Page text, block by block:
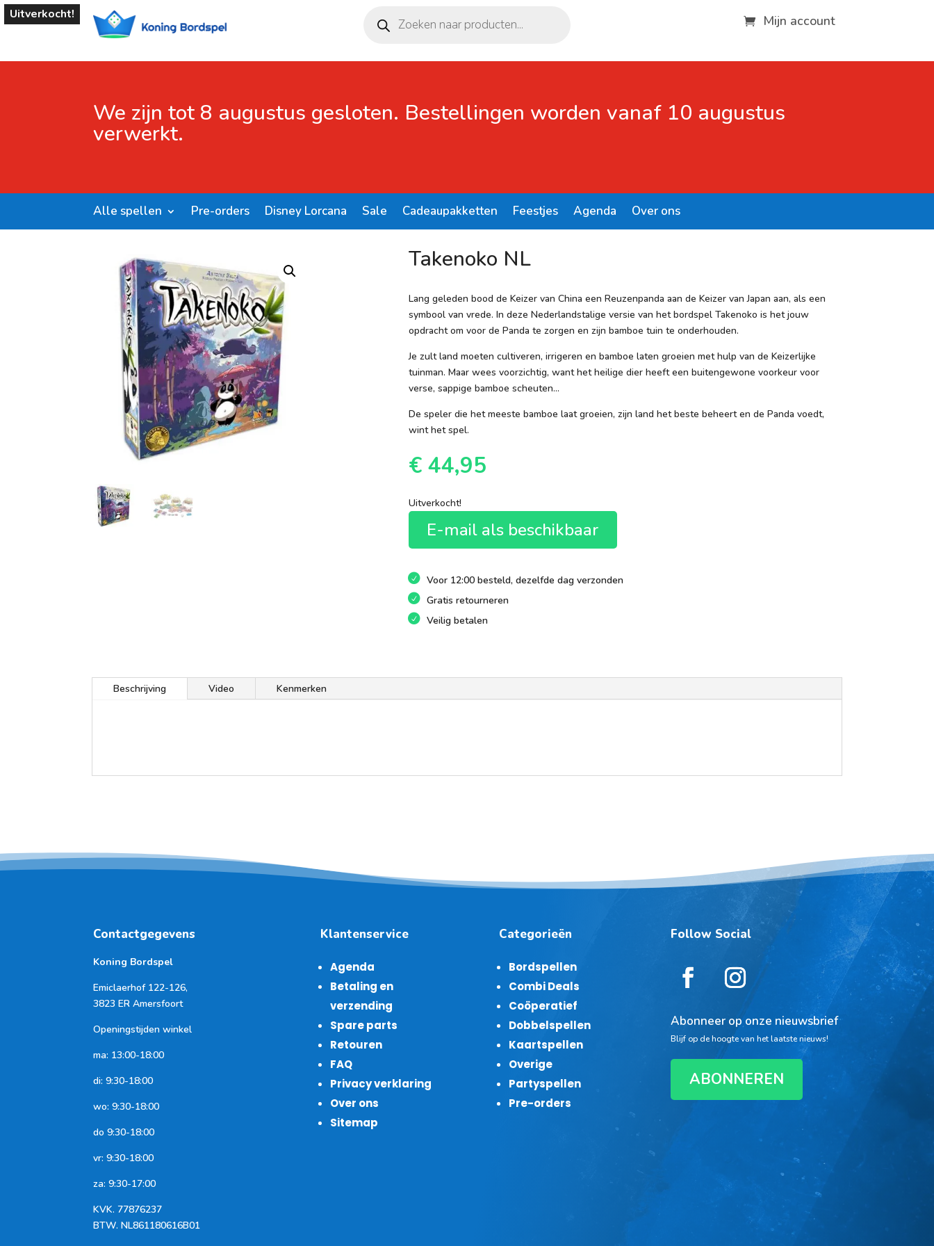
zoeken Mijn account
We zijn tot 8 augustus gesloten. Bestellingen worden vanaf 10 augustus
verwerkt.
Alle spellen Pre-orders Disney Lorcana Sale Cadeaupakketten Feestjes Agenda Over ons
Uitverkocht!
Shop
Takenoko NL
Lang geleden bood de Keizer van China een Reuzenpanda aan de Keizer van Japan aan, als een
symbool van vrede. In deze Nederlandstalige versie van het bordspel Takenoko is het jouw
opdracht om voor de Panda te zorgen en zijn bamboe tuin te onderhouden.
Je zult land moeten cultiveren, irrigeren en bamboe laten groeien met hulp van de Keizerlijke
tuinman. Maar wees voorzichtig, want het heilige dier heeft een buitengewone voorkeur voor
verse, sappige bamboe scheuten…
De speler die het meeste bamboe laat groeien, zijn land het beste beheert en de Panda voedt,
wint het spel.
€44,95
Uitverkocht!
E-mail als beschikbaar
Voor 12:00 besteld, dezelfde dag verzonden
Gratis retourneren
Veilig betalen
Beschrijving Video Kenmerken
Contactgegevens
Koning Bordspel
Emiclaerhof 122-126,
3823 ER Amersfoort
Openingstijden winkel
ma: 13:00-18:00
di: 9:30-18:00
wo: 9:30-18:00
do 9:30-18:00
vr: 9:30-18:00
za: 9:30-17:00
KVK. 77876237
BTW. NL861180616B01
Klantenservice
Agenda
Betaling en
verzending
Spare parts
Retouren
FAQ
Privacy verklaring
Over ons
Sitemap
Categorieën
Bordspellen
Combi Deals
Coöperatief
Dobbelspellen
Kaartspellen
Overige
Partyspellen
Pre-orders
Follow Social
Abonneer op onze nieuwsbrief
Blijf op de hoogte van het laatste nieuws!
ABONNEREN